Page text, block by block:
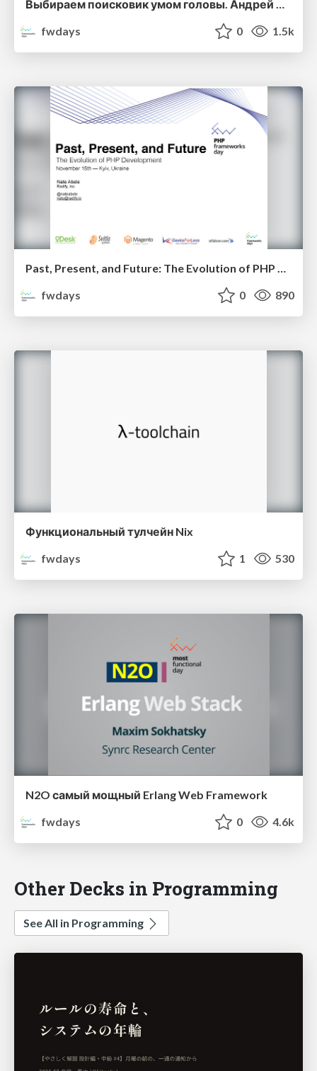
Выбираем поисковик умом головы. Андрей Аксенов
fwdays
0 1.5k
fwdays
0 890
Функциональный тулчейн Nix
fwdays
1 530
N2O самый мощный Erlang Web Framework
fwdays
0 4.6k
Other Decks in Programming
See All in Programming